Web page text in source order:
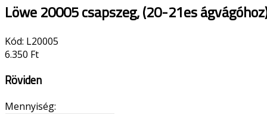
Löwe 20005 csapszeg, (20-21es
Kód: L20005
6.350 Ft
Röviden
Mennyiség: